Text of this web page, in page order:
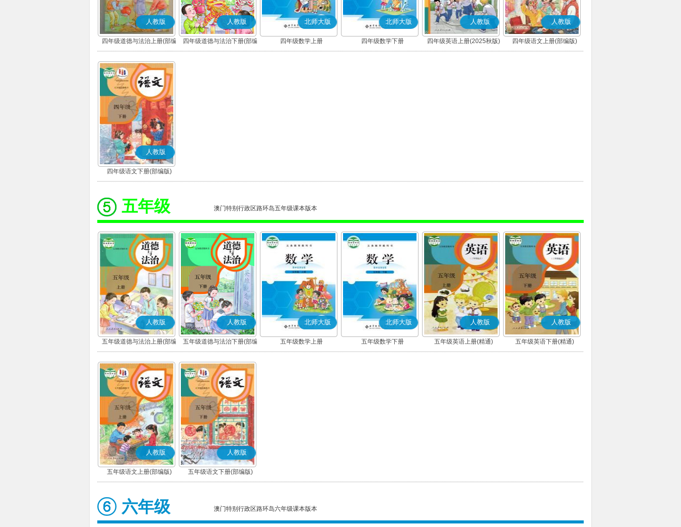
人教版
四年级道德与法治上册(部编
版)
人教版
四年级道德与法治下册(部编
版)
北师大版
四年级数学上册
北师大版
四年级数学下册
人教版
四年级英语上册(2025秋版)
(精通)
人教版
四年级语文上册(部编版)
人教版
四年级语文下册(部编版)
五年级 澳门特别行政区路环岛五年级课本版本
人教版
五年级道德与法治上册(部编
版)
人教版
五年级道德与法治下册(部编
版)
北师大版
五年级数学上册
北师大版
五年级数学下册
人教版
五年级英语上册(精通)
人教版
五年级英语下册(精通)
人教版
五年级语文上册(部编版)
人教版
五年级语文下册(部编版)
六年级 澳门特别行政区路环岛六年级课本版本